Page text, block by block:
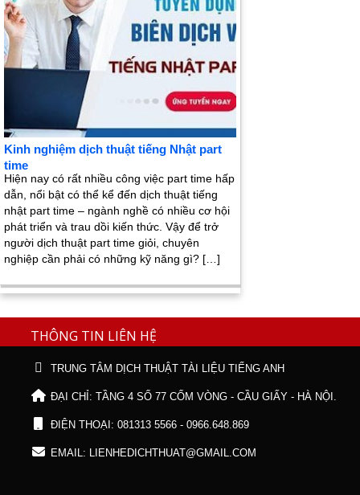
Kinh nghiệm dịch thuật tiếng Nhật part
time
Hiện nay có rất nhiều công việc part time hấp
dẫn, nổi bật có thể kể đến dịch thuật tiếng
nhật part time – ngành nghề có nhiều cơ hội
phát triển và trau dồi kiến thức. Vậy để trở
người dịch thuật part time giỏi, chuyên
nghiệp cần phải có những kỹ năng gì? […]
THÔNG TIN LIÊN HỆ
TRUNG TÂM DỊCH THUẬT TÀI LIỆU TIẾNG ANH
ĐẠI CHỈ: TẦNG 4 SỐ 77 CỐM VÒNG - CẦU GIẤY - HÀ NỘI.
ĐIỆN THOẠI: 081313 5566 - 0966.648.869
EMAIL: LIENHEDICHTHUAT@GMAIL.COM